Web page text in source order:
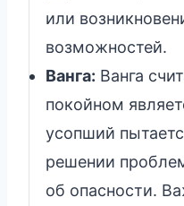
или
возможностей.
Ванга: Ванга
покойном
усопший
решении
об опасности.